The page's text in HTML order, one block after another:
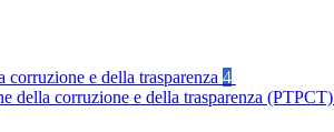
e della trasparenza 4
della corruzione e della trasparenza (PTPCT)